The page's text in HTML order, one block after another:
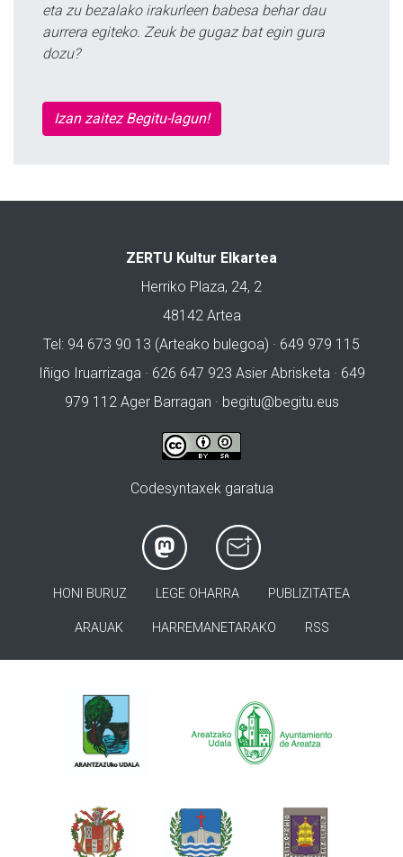
eta zu bezalako irakurleen babesa behar dau
aurrera egiteko. Zeuk be gugaz bat egin gura
dozu?
Izan zaitez Begitu-lagun!
ZERTU Kultur Elkartea
Herriko Plaza, 24, 2
48142 Artea
Tel: 94 673 90 13 (Arteako bulegoa) · 649 979 115
Iñigo Iruarrizaga · 626 647 923 Asier Abrisketa · 649
979 112 Ager Barragan · begitu@begitu.eus
Codesyntaxek garatua
HONI BURUZ LEGE OHARRA PUBLIZITATEA
ARAUAK HARREMANETARAKO RSS